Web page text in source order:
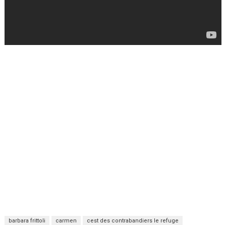
barbara frittoli carmen
cest des contrabandiers le refuge